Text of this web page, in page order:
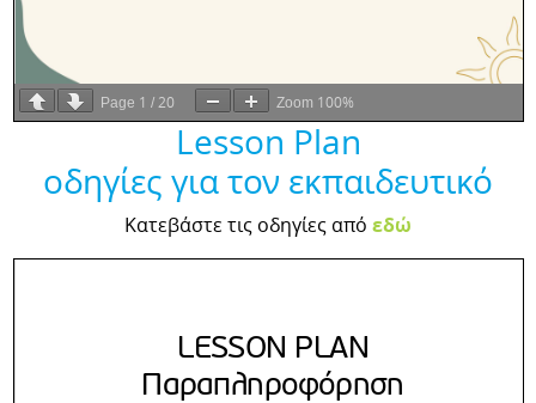
Page 1 /20 Zoom 100%
Lesson Plan
οδηγίες για τον εκπαιδευτικό
Κατεβάστε τις οδηγίες από εδώ